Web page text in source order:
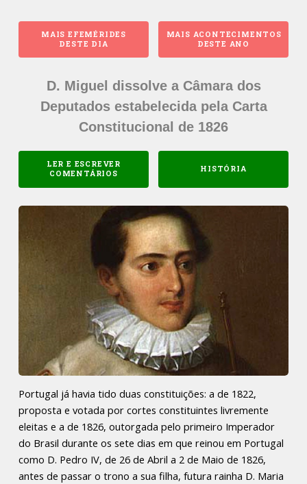
MAIS EFEMÉRIDES
DESTE DIA
MAIS ACONTECIMENTOS
DESTE ANO
D. Miguel dissolve a Câmara dos
Deputados estabelecida pela Carta
Constitucional de 1826
LER E ESCREVER
COMENTÁRIOS
HISTÓRIA
Portugal já havia tido duas constituições: a de 1822,
proposta e votada por cortes constituintes livremente
eleitas e a de 1826, outorgada pelo primeiro Imperador
do Brasil durante os sete dias em que reinou em Portugal
como D. Pedro IV, de 26 de Abril a 2 de Maio de 1826,
antes de passar o trono a sua filha, futura rainha D. Maria